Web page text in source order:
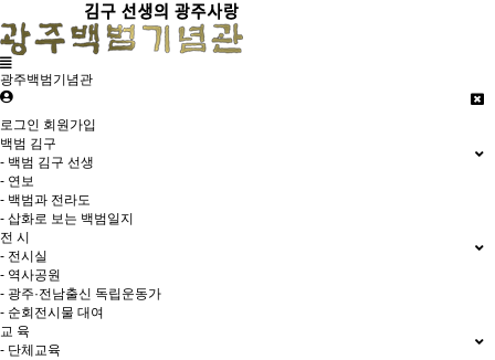
광주백범기념관
로그인 회원가입
백범 김구
- 백범 김구 선생
- 연보
- 백범과 전라도
- 삽화로 보는 백범일지
전 시
- 전시실
- 역사공원
- 광주·전남출신 독립운동가
- 순회전시물 대여
교 육
- 단체교육